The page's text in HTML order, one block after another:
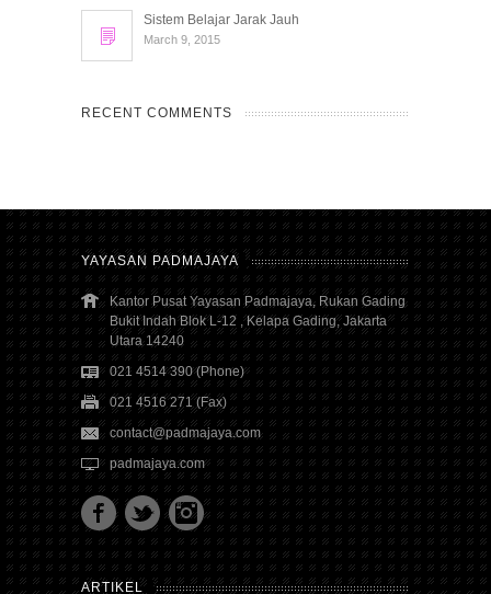
Sistem Belajar Jarak Jauh
March 9, 2015
RECENT COMMENTS
YAYASAN PADMAJAYA
Kantor Pusat Yayasan Padmajaya, Rukan Gading
Bukit Indah Blok L-12 , Kelapa Gading, Jakarta
Utara 14240
021 4514 390 (Phone)
021 4516 271 (Fax)
contact@padmajaya.com
padmajaya.com
ARTIKEL